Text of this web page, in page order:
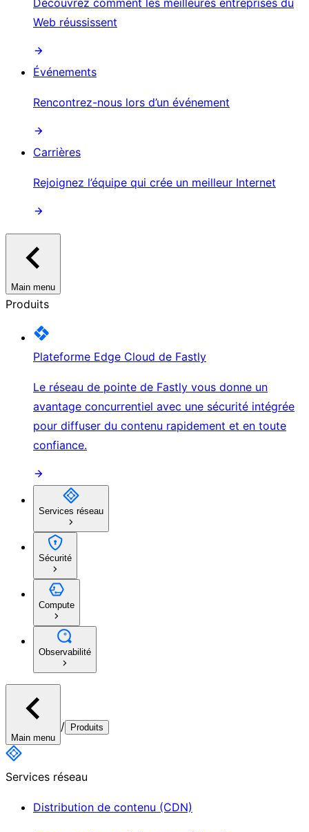
Web réussissent
Événements
Rencontrez-nous lors d’un événement
Carrières
Rejoignez l’équipe qui crée un meilleur Internet
Main menu
Produits
Plateforme Edge Cloud de Fastly
Le réseau de pointe de Fastly vous donne un
avantage concurrentiel avec une sécurité intégrée
pour diffuser du contenu rapidement et en toute
confiance.
Services réseau
Sécurité
Compute
Observabilité
Main menu
/ Produits
Services réseau
Distribution de contenu (CDN)